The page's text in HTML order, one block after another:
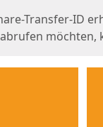
Transfer-ID
möchten,